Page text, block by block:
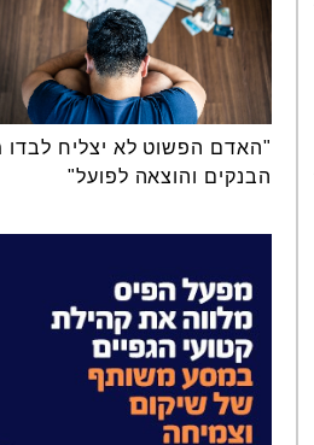
"האדם הפשוט לא יצליח לבדו
הבנקים והוצאה לפועל"